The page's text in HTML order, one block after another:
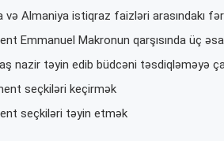
və Almaniya istiqraz faizləri arasındakı
Emmanuel Makronun qarşısında üç
nazir təyin edib büdcəni təsdiqləməyə
seçkiləri keçirmək
seçkiləri təyin etmək